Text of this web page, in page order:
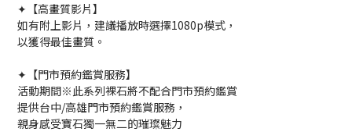
✦【高畫質影片】
如有附上影片，建議播放時選擇1080p模式，
以獲得最佳畫質。
✦【門市預約鑑賞服務】
活動期間※此系列裸石將不配合門市預約鑑賞
提供台中/高雄門市預約鑑賞服務，
親身感受寶石獨一無二的璀璨魅力